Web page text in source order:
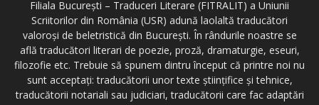
Filiala București – Traduceri Literare (FITRALIT) a Uniunii
Scriitorilor din România (USR) adună laolaltă traducători
valoroși de beletristică din București. În rândurile noastre se
află traducători literari de poezie, proză, dramaturgie, eseuri,
filozofie etc. Trebuie să spunem dintru început că printre noi nu
sunt acceptați: traducătorii unor texte științifice și tehnice,
traducătorii notariali sau judiciari, traducătorii care fac adaptări